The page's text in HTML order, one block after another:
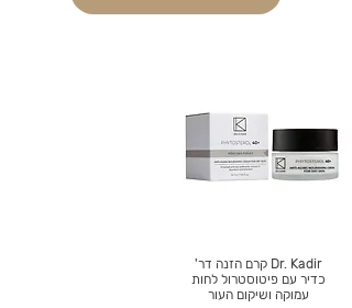
Dr. Kadir קרם הזנה דר'
כדיר עם פיטוסטרול לחות
עמוקה ושיקום העור